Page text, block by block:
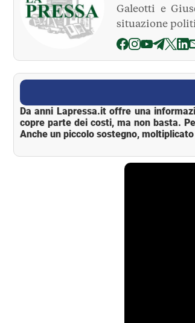
Galeotti e
situazione
La Pressa
Da anni Lapressa.it offre una
copre parte dei costi, ma non basta.
Anche un piccolo sostegno,